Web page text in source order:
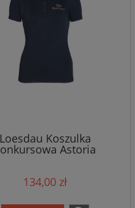
Loesdau Koszulka
Astoria
134,00 zł